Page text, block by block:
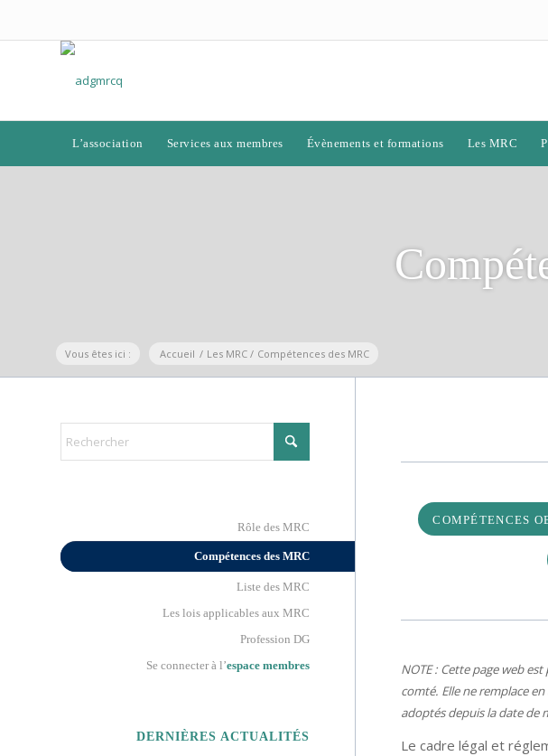
L’association Services aux membres Évènements et formations Les MRC
Vous êtes ici : Accueil / Les MRC / Compétences des MRC
COMPÉTENCES
NOTE : Cette page web
comté. Elle ne remplace
adoptés depuis la date de
Le cadre légal et
Rôle des MRC
Compétences des MRC
Liste des MRC
Les lois applicables aux MRC
Profession DG
Se connecter à l’espace membres
DERNIÈRES ACTUALITÉS